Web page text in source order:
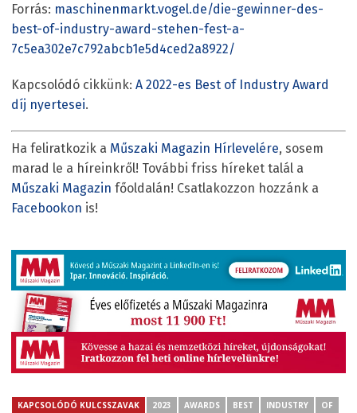
Forrás: maschinenmarkt.vogel.de/die-gewinner-des-
best-of-industry-award-stehen-fest-a-
7c5ea302e7c792abcb1e5d4ced2a8922/
Kapcsolódó cikkünk: A 2022-es Best of Industry Award
díj nyertesei.
Ha feliratkozik a Műszaki Magazin Hírlevelére, sosem
marad le a híreinkről! További friss híreket talál a
Műszaki Magazin főoldalán! Csatlakozzon hozzánk a
Facebookon is!
KAPCSOLÓDÓ KULCSSZAVAK 2023 AWARDS BEST INDUSTRY OF